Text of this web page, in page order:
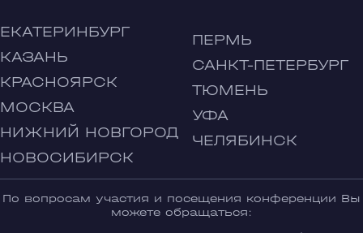
ЕКАТЕРИНБУРГ
КАЗАНЬ
КРАСНОЯРСК
МОСКВА
НИЖНИЙ НОВГОРОД
НОВОСИБИРСК
ПЕРМЬ
САНКТ-ПЕТЕРБУРГ
ТЮМЕНЬ
УФА
ЧЕЛЯБИНСК
По вопросам участия и посещения конференции Вы
можете обращаться: